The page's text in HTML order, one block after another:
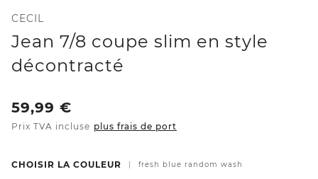
CECIL
Jean 7/8 coupe slim en style
décontracté
59,99 €
Prix TVA incluse plus frais de port
CHOISIR LA COULEUR fresh blue random wash